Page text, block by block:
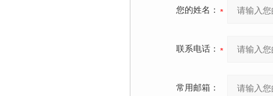
您的姓名：
联系电话：
常用邮箱：